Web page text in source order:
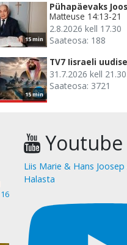
15 min
Pühapäevaks
Matteuse 14:13-21
2.8.2026 kell 17.30
Saateosa: 188
15 min
TV7 Iisraeli
31.7.2026 kell 21.30
Saateosa: 3721
16
Youtube
Liis Marie & Hans
Halasta